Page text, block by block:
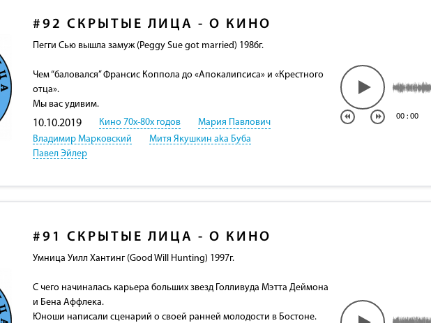
#92 СКРЫТЫЕ ЛИЦА - О КИНО
Пегги Сью вышла замуж (Peggy Sue got married) 1986г.
Чем “баловался” Франсис Коппола до «Апокалипсиса» и «Крестного
отца».
Мы вас удивим.
10.10.2019 Кино 70х-80х годов
Мария Павлович
Владимир Марковский
Митя Якушкин aka Буба
Павел Эйлер
00 : 00
#91 СКРЫТЫЕ ЛИЦА - О КИНО
Умница Уилл Хантинг (Good Will Hunting) 1997г.
С чего начиналась карьера больших звезд Голливуда Мэтта Деймона
и Бена Аффлека.
Юноши написали сценарий о своей ранней молодости в Бостоне.